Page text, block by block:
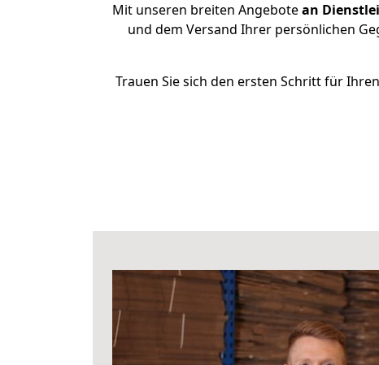
Mit unseren breiten Angebotean
und dem Versand Ihrer persönlichen
Trauen Sie sich den ersten Schritt für